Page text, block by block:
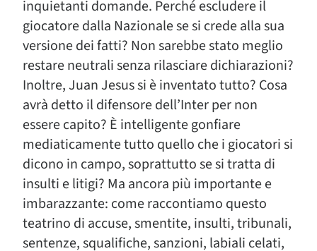
inquietanti domande. Perché escludere il
giocatore dalla Nazionale se si crede alla sua
versione dei fatti? Non sarebbe stato meglio
restare neutrali senza rilasciare dichiarazioni?
Inoltre, Juan Jesus si è inventato tutto? Cosa
avrà detto il difensore dell’Inter per non
essere capito? È intelligente gonfiare
mediaticamente tutto quello che i giocatori si
dicono in campo, soprattutto se si tratta di
insulti e litigi? Ma ancora più importante e
imbarazzante: come raccontiamo questo
teatrino di accuse, smentite, insulti, tribunali,
sentenze, squalifiche, sanzioni, labiali celati,